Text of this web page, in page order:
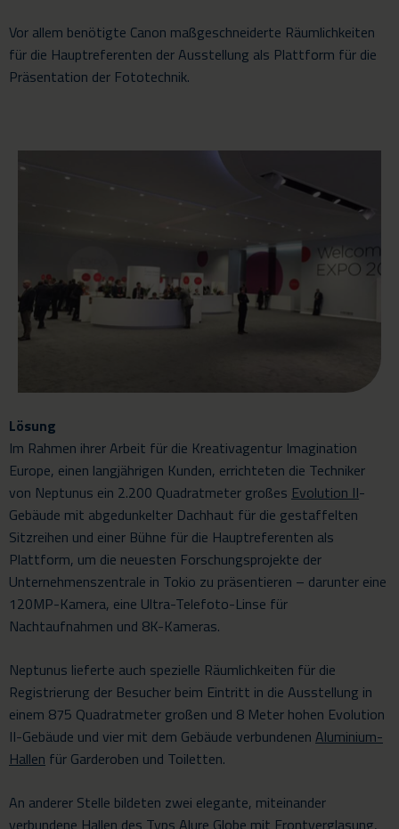
Vor allem benötigte Canon maßgeschneiderte Räumlichkeiten
für die Hauptreferenten der Ausstellung als Plattform für die
Präsentation der Fototechnik.
Lösung
Im Rahmen ihrer Arbeit für die Kreativagentur Imagination
Europe, einen langjährigen Kunden, errichteten die Techniker
von Neptunus ein 2.200 Quadratmeter großes Evolution II-
Gebäude mit abgedunkelter Dachhaut für die gestaffelten
Sitzreihen und einer Bühne für die Hauptreferenten als
Plattform, um die neuesten Forschungsprojekte der
Unternehmenszentrale in Tokio zu präsentieren – darunter eine
120MP-Kamera, eine Ultra-Telefoto-Linse für
Nachtaufnahmen und 8K-Kameras.
Neptunus lieferte auch spezielle Räumlichkeiten für die
Registrierung der Besucher beim Eintritt in die Ausstellung in
einem 875 Quadratmeter großen und 8 Meter hohen Evolution
II-Gebäude und vier mit dem Gebäude verbundenen Aluminium-
Hallen für Garderoben und Toiletten.
An anderer Stelle bildeten zwei elegante, miteinander
verbundene Hallen des Typs Alure Globe mit Frontverglasung,